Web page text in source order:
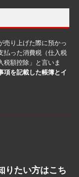
売り上げた際に預かっ
払った消費税（仕入税
税額控除」と言いま
項を記載した帳簿とイ
りたい方はこち